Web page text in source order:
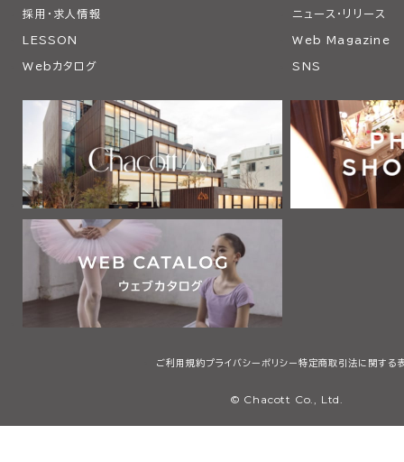
採用・求人情報 ニュース・リリース
LESSON Web Magazine
Webカタログ SNS
ご利用規約プライバシーポリシー 特定商取引法に関する
© Chacott Co., Ltd.